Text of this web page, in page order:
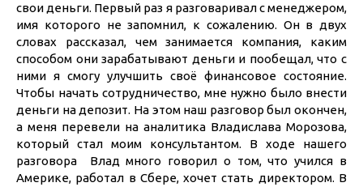
свои деньги. Первый раз я разговаривал с менеджером,
имя которого не запомнил, к сожалению. Он в двух
словах рассказал, чем занимается компания, каким
способом они зарабатывают деньги и пообещал, что с
ними я смогу улучшить своё финансовое состояние.
Чтобы начать сотрудничество, мне нужно было внести
деньги на депозит. На этом наш разговор был окончен,
а меня перевели на аналитика Владислава Морозова,
который стал моим консультантом. В ходе нашего
разговора Влад много говорил о том, что учился в
Америке, работал в Сбере, хочет стать директором. В